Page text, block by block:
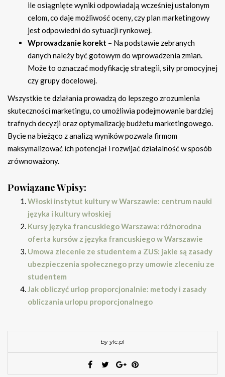
ile osiągnięte wyniki odpowiadają wcześniej ustalonym
celom, co daje możliwość oceny, czy plan marketingowy
jest odpowiedni do sytuacji rynkowej.
Wprowadzanie korekt – Na podstawie zebranych
danych należy być gotowym do wprowadzenia zmian.
Może to oznaczać modyfikację strategii, siły promocyjnej
czy grupy docelowej.
Wszystkie te działania prowadzą do lepszego zrozumienia
skuteczności marketingu, co umożliwia podejmowanie bardziej
trafnych decyzji oraz optymalizację budżetu marketingowego.
Bycie na bieżąco z analizą wyników pozwala firmom
maksymalizować ich potencjał i rozwijać działalność w sposób
zrównoważony.
Powiązane Wpisy:
Włoski instytut kultury w Warszawie: centrum nauki
języka i kultury włoskiej
Kursy języka francuskiego Warszawa: różnorodna
oferta kursów z języka francuskiego w Warszawie
Umowa zlecenie ze studentem a ZUS: jakie są zasady
ubezpieczenia społecznego przy umowie zleceniu ze
studentem
Jak obliczyć urlop proporcjonalnie: metody i zasady
obliczania urlopu proporcjonalnego
by ylc.pl